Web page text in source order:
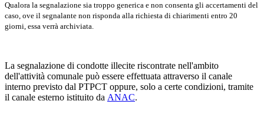
Qualora la segnalazione sia troppo generica e non consenta gli accertamenti del
caso, ove il segnalante non risponda alla richiesta di chiarimenti entro 20
giorni, essa verrà archiviata.
La segnalazione di condotte illecite riscontrate nell'ambito
dell'attività comunale può essere effettuata attraverso il canale
interno previsto dal PTPCT oppure, solo a certe condizioni, tramite
il canale esterno istituito da ANAC.